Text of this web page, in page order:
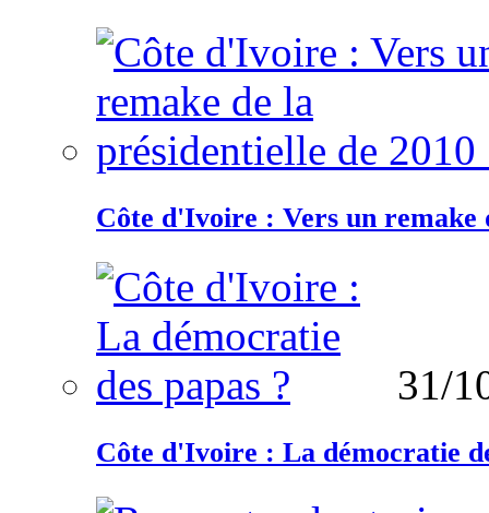
Côte d'Ivoire : Vers un remake
31/
Côte d'Ivoire : La démocratie